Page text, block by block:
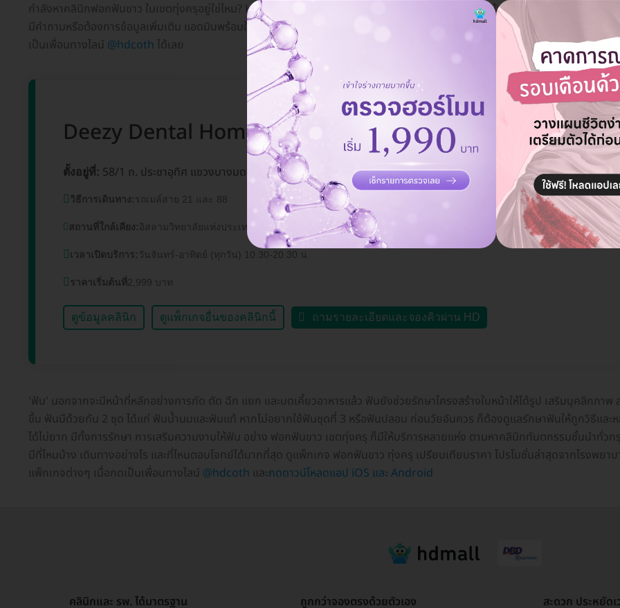
กำลังหาคลินิกฟอกฟันขาว ในเขตทุ่งครุอยู่ใช่ไหม? HD ทำลิสต์มาให้คุณแล้ว ลองกดดูที่ตั้ง วิธีเดินทาง เวลาให้บริการ พร้อมเปรียบเทียบแ
มีคำถามหรือต้องการข้อมูลเพิ่มเติม แอดมินพร้อมให้บริการทุกวัน ตั้งแต่ 09.00-01.00 น. ถ้าจองแพ็กเกจฟอกฟันขาวผ่าน HD มีส่วนลด
เป็นเพื่อนทางไลน์ @hdcoth ได้เลย
Deezy Dental Home สาขาประชาอุทิศ ทุ่งครุ, กรุงเทพ
ตั้งอยู่ที่: 58/1 ถ. ประชาอุทิศ แขวงบางมด เขตทุ่งครุ กรุงเทพมหานคร 10140 ดูแผนที่คลินิก
วิธีการเดินทาง: รถเมล์สาย 21 และ 88
สถานที่ใกล้เคียง:อิสลามวิทยาลัยแห่งประเทศไทย, มหาวิทยาลัยเทคโนโลยีพระจอมเกล้าธนบุรี
เวลาเปิดบริการ: วันจันทร์-อาทิตย์ (ทุกวัน) 10.30-20.30 น.
ราคาเริ่มต้นที่ 2,999 บาท
ดูข้อมูลคลินิก ดูแพ็กเกจอื่นของคลินิกนี้ ถามรายละเอียดและจองคิวผ่าน HD
'ฟัน' นอกจากจะมีหน้าที่หลักอย่างการกัด ตัด ฉีก แยก และบดเคี้ยวอาหารแล้ว ฟันยังช่วยรักษาโครงสร้างใบหน้าให้ได้รูป เสริมบุคลิกภาพ
ขึ้น ฟันมีด้วยกัน 2 ชุด ได้แก่ ฟันน้ำนมและฟันแท้ หากไม่อยากใช้ฟันชุดที่ 3 หรือฟันปลอม ก่อนวัยอันควร ก็ต้องดูแลรักษาฟันให้ถูกวิธีแล
ได้ไม่ยาก มีทั้งการรักษา การเสริมความงามให้ฟัน อย่าง ฟอกฟันขาว เขตทุ่งครุ ก็มีให้บริการหลายแห่ง ตามหาคลินิกทันตกรรมชั้นนำทั่ว
มีที่ไหนบ้าง เดินทางอย่างไร และที่ไหนตอบโจทย์ได้มากที่สุด ดูแพ็กเกจ ฟอกฟันขาว ทุ่งครุ เปรียบเทียบราคา โปรโมชั่นล่าสุดจากโรงพ
แพ็กเกจต่างๆ เมื่อกดเป็นเพื่อนทางไลน์ @hdcoth และกดดาวน์โหลดแอป iOS และ Android
คลินิกและ รพ. ได้มาตรฐาน ถูกกว่าจองตรงด้วยตัวเอง สะดวก ประหยัดเ